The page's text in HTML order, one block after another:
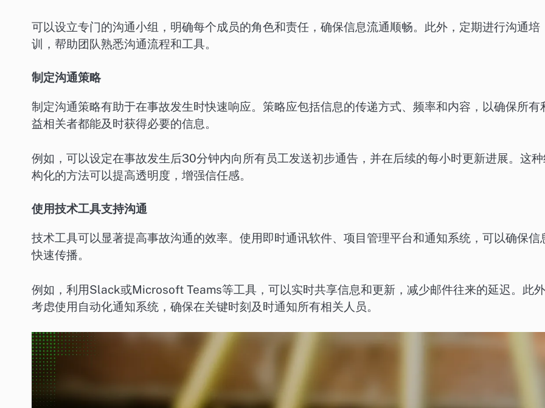
可以设立专门的沟通小组，明确每个成员的角色和责任，确保信息流通顺畅。此外，定期进行沟通培
训，帮助团队熟悉沟通流程和工具。
制定沟通策略
制定沟通策略有助于在事故发生时快速响应。策略应包括信息的传递方式、频率和内容，以确保所有
益相关者都能及时获得必要的信息。
例如，可以设定在事故发生后30分钟内向所有员工发送初步通告，并在后续的每小时更新进展。这
构化的方法可以提高透明度，增强信任感。
使用技术工具支持沟通
技术工具可以显著提高事故沟通的效率。使用即时通讯软件、项目管理平台和通知系统，可以确保信
快速传播。
例如，利用Slack或Microsoft Teams等工具，可以实时共享信息和更新，减少邮件往来的延迟。此
考虑使用自动化通知系统，确保在关键时刻及时通知所有相关人员。